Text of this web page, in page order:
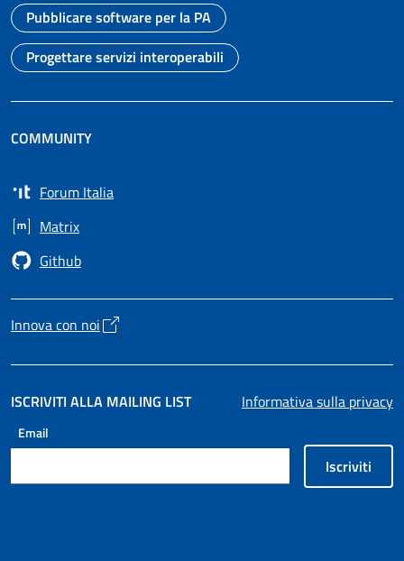
Vai alla pagina
Pubblicare software per la PA
Vai alla pagina
Progettare servizi interoperabili
COMMUNITY
Forum Italia
Apre in un nuovo tab
Matrix
Apre in un nuovo tab
Github
Apre in un nuovo tab
Innova con noi
Apre in un nuovo tab
ISCRIVITI ALLA MAILING LIST Informativa sulla privacy
Email
Iscriviti